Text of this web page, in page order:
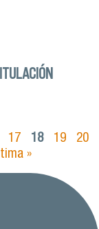
17 18 19
20
»